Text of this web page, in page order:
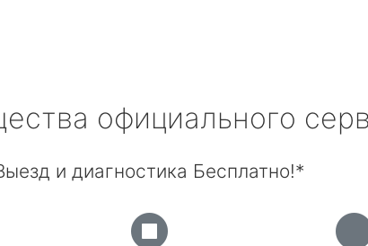
официального
и диагностика Бесплатно!*